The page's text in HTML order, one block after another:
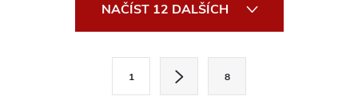
NAČÍST 12 DALŠÍCH
1 8